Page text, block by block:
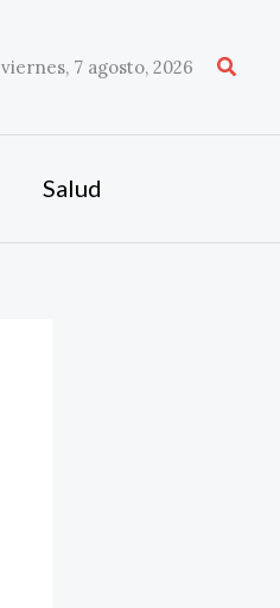
viernes, 7 agosto, 2026
Salud